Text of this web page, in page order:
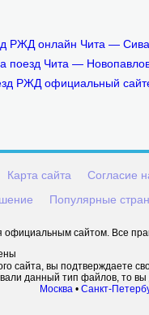
РЖД онлайн Чита —
поезд Чита —
РЖД официальный
Карта сайта Согласие
Популярные
официальным сайтом. Все
сайта, вы подтверждаете
данный тип файлов, то вы
Москва • Санкт-